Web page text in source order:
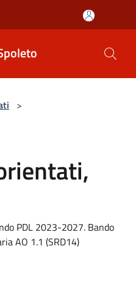
>
PDL 2023-2027. Bando
AO 1.1 (SRD14)